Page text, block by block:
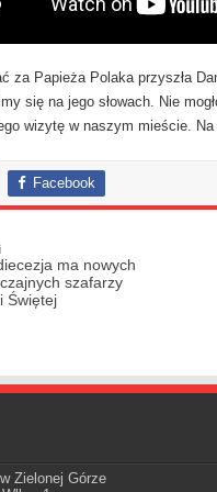
za Papieża Polaka przyszła
się na jego słowach. Nie
wizytę w naszym mieście.
Facebook
ma nowych
szafarzy
Świętej
Zielonej Górze